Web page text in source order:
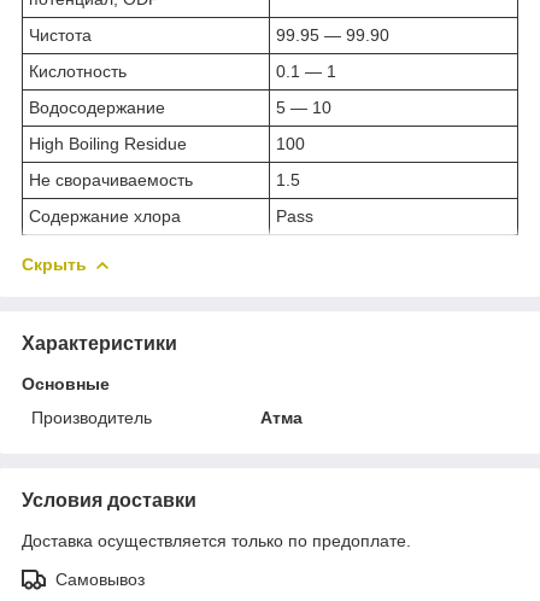
Чистота
99.95 — 99.90
Кислотность
0.1 — 1
Водосодержание
5 — 10
High Boiling Residue
100
Не сворачиваемость
1.5
Содержание хлора
Pass
Скрыть
Характеристики
Основные
Производитель
Атма
Условия доставки
Доставка осуществляется только по предоплате.
Самовывоз